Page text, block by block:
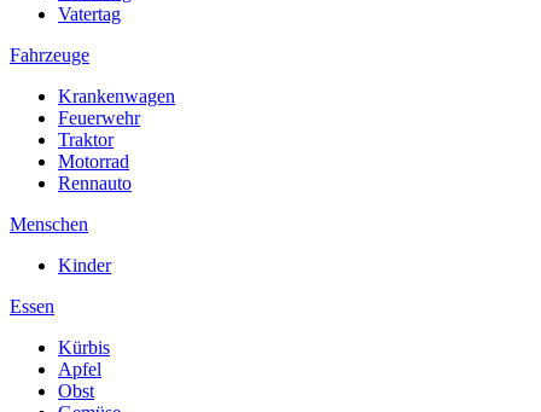
Vatertag
Fahrzeuge
Krankenwagen
Feuerwehr
Traktor
Motorrad
Rennauto
Menschen
Kinder
Essen
Kürbis
Apfel
Obst